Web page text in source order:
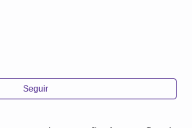
Seguir